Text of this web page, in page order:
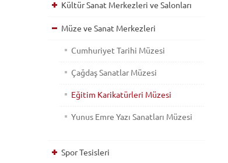
Kültür Sanat Merkezleri ve Salonları
Müze ve Sanat Merkezleri
Cumhuriyet Tarihi Müzesi
Çağdaş Sanatlar Müzesi
Eğitim Karikatürleri Müzesi
Yunus Emre Yazı Sanatları Müzesi
Spor Tesisleri